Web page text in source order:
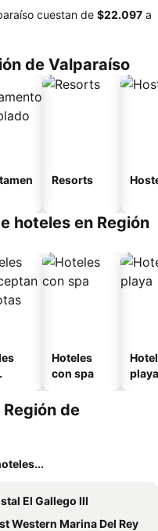
cuestan de ‎$22.097 a
de Valparaíso
Resorts
hoteles en Región
Hoteles
con spa
playa
de
El Gallego III
Western Marina Del Rey